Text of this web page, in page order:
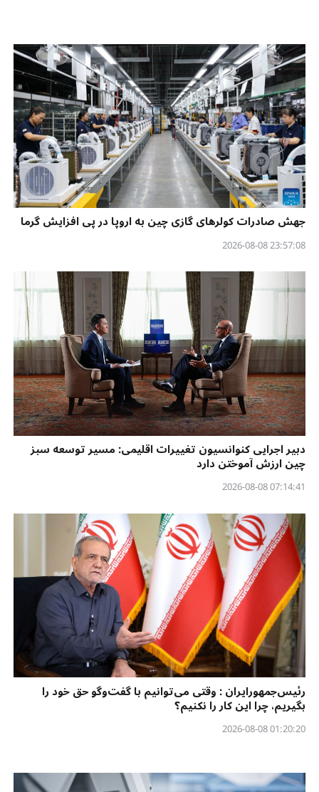
جهش صادرات کولرهای گازی چین به اروپا در پی افزایش گرما
23:57:08 2026-08-08
دبیر اجرایی کنوانسیون تغییرات اقلیمی: مسیر توسعه سبز
چین ارزش آموختن دارد
07:14:41 2026-08-08
رئیس‌جمهورایران : وقتی می‌توانیم با گفت‌وگو حق خود را
بگیریم، چرا این کار را نکنیم؟
01:20:20 2026-08-08